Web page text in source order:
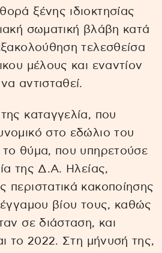
ξένης ιδιοκτησίας
σωματική βλάβη κατά
τελεσθείσα
μέλους και εναντίον
αντισταθεί.
καταγγελία, που
στο εδώλιο του
θύμα, που υπηρετούσε
της Δ.Α. Ηλείας,
περιστατικά κακοποίησης
βίου τους, καθώς
σε διάσταση, και
το 2022. Στη μήνυσή της,